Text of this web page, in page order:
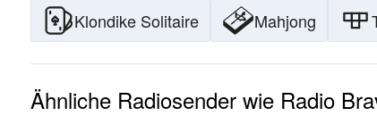
Klondike Solitaire Mahjong
Ähnliche Radiosender wie Radio